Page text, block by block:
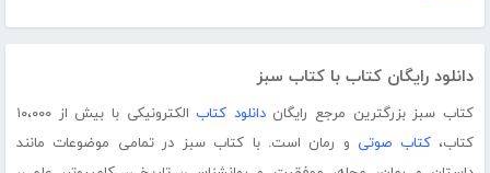
دانلود رایگان کتاب با کتاب سبز
کتاب سبز بزرگترین مرجع رایگاندانلود کتاب
الکترونیکی با بیش از ۱۰،۰۰۰
کتاب،کتاب صوتی و رمان است. با کتاب سبز در تمامی موضوعات مانند